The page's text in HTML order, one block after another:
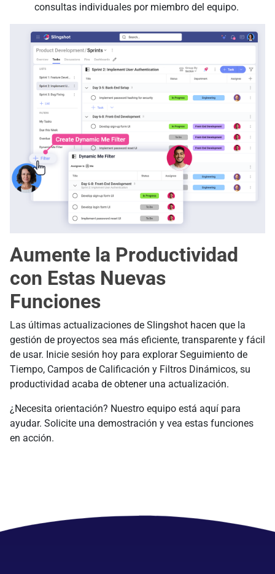
consultas individuales por miembro del equipo.
Aumente la Productividad
con Estas Nuevas
Funciones
Las últimas actualizaciones de Slingshot hacen que la
gestión de proyectos sea más eficiente, transparente y fácil
de usar. Inicie sesión hoy para explorar Seguimiento de
Tiempo, Campos de Calificación y Filtros Dinámicos, su
productividad acaba de obtener una actualización.
¿Necesita orientación? Nuestro equipo está aquí para
ayudar. Solicite una demostración y vea estas funciones
en acción.